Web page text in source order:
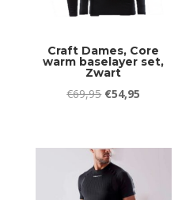
Craft Dames, Core
warm baselayer set,
Zwart
€69,95 Oorspronkelijke
€69,95.
€54,95